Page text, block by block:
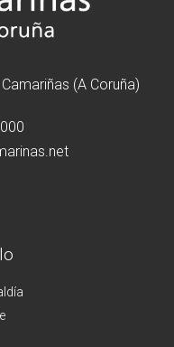
(A Coruña)